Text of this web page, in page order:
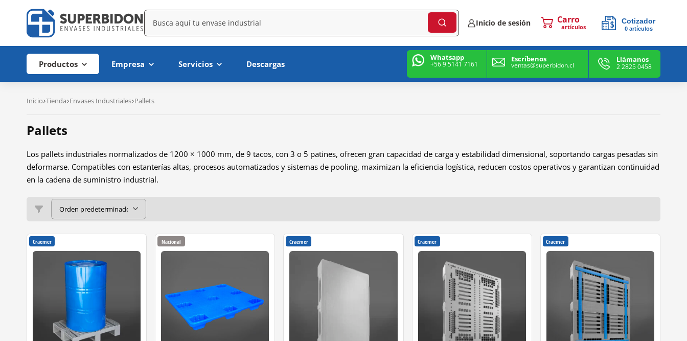
Inicio de sesión artículos
Cotizador
0artículos
Productos Empresa Servicios Descargas
Whatsapp
+56 9 5141 7161
Escríbenos
ventas@superbidon.cl
Llámanos
2 2825 0458
Inicio Tienda Envases Industriales Pallets
Pallets
Los pallets industriales normalizados de 1200 × 1000 mm, de 9 tacos, con 3 o 5 patines, ofrecen gran capacidad de carga y estabilidad dimensional, soportando cargas pesadas sin
deformarse. Compatibles con estanterías altas, procesos automatizados y sistemas de pooling, maximizan la eficiencia logística, reducen costos operativos y garantizan continuidad
en la cadena de suministro industrial.
Craemer Nacional Craemer Craemer Craemer